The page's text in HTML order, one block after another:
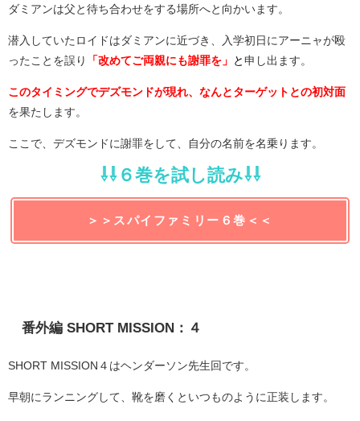
ダミアンは父と待ち合わせをする場所へと向かいます。
潜入していたロイドはダミアンに近づき、入学初日にアーニャが殴
ったことを誤り
「改めてご両親にも謝罪を」 と申し出ます。
このタイミングでデズモンドが現れ、なんとターゲットとの初対面
を果たします。
ここで、デズモンドに謝罪をして、自分の名前を名乗ります。
⇩⇩６巻を試し読み⇩⇩
＞＞スパイファミリー６巻＜＜
番外編 SHORT MISSION：４
SHORT MISSION４はヘンダーソン先生回です。
早朝にランニングして、靴を磨くといつものように正装します。